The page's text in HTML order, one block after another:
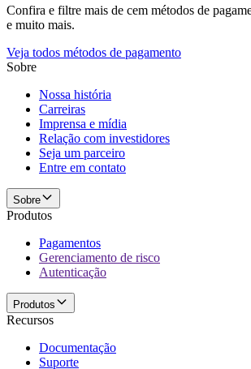
Confira e filtre mais de cem métodos de
e muito mais.
Veja todos métodos de pagamento
Sobre
Nossa história
Carreiras
Imprensa e mídia
Relação com investidores
Seja um parceiro
Entre em contato
Sobre
Produtos
Pagamentos
Gerenciamento de risco
Autenticação
Produtos
Recursos
Documentação
Suporte